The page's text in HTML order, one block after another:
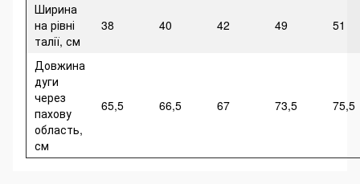
Ширина
на рівні
талії, см
38 40 42 49 51
Довжина
дуги
через
пахову
область,
см
65,5 66,5 67 73,5 75,5